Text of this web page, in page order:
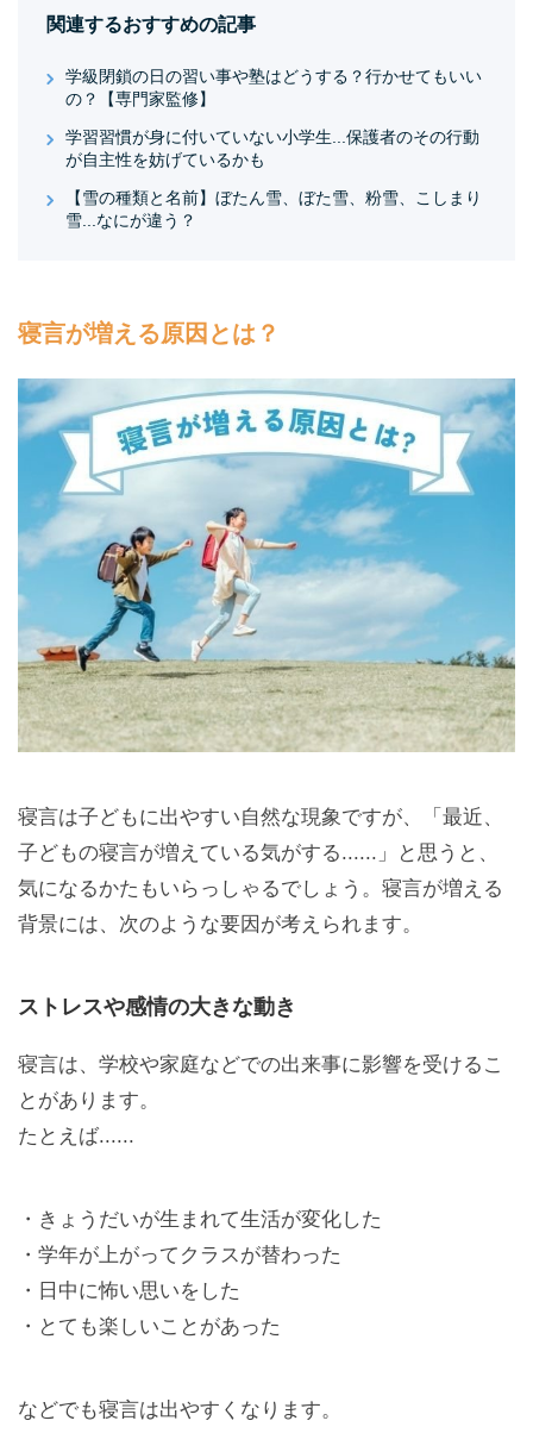
関連するおすすめの記事
学級閉鎖の日の習い事や塾はどうする？行かせてもいい
の？【専門家監修】
学習習慣が身に付いていない小学生...保護者のその行動
が自主性を妨げているかも
【雪の種類と名前】ぼたん雪、ぼた雪、粉雪、こしまり
雪...なにが違う？
寝言が増える原因とは？
寝言は子どもに出やすい自然な現象ですが、「最近、
子どもの寝言が増えている気がする......」と思うと、
気になるかたもいらっしゃるでしょう。寝言が増える
背景には、次のような要因が考えられます。
ストレスや感情の大きな動き
寝言は、学校や家庭などでの出来事に影響を受けるこ
とがあります。
たとえば......
・きょうだいが生まれて生活が変化した
・学年が上がってクラスが替わった
・日中に怖い思いをした
・とても楽しいことがあった
などでも寝言は出やすくなります。